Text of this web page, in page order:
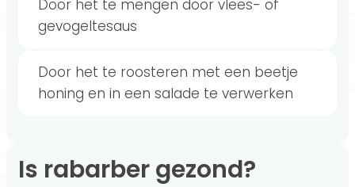
Door het te mengen door vlees- of
gevogeltesaus
Door het te roosteren met een beetje
honing en in een salade te verwerken
Is rabarber gezond?